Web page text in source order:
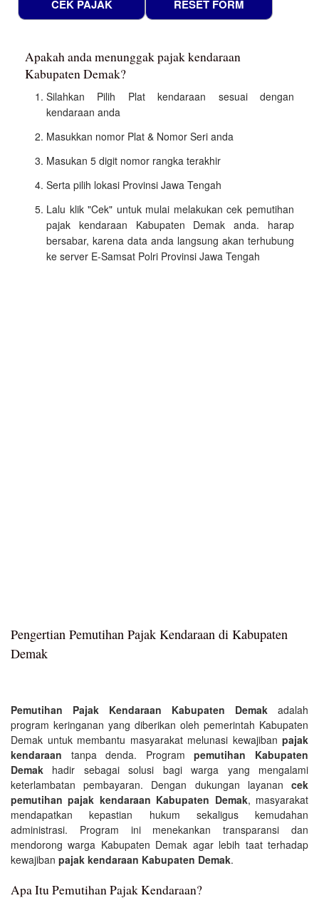
Apakah anda menunggak pajak kendaraan
Kabupaten Demak?
Silahkan Pilih Plat kendaraan sesuai dengan
kendaraan anda
Masukkan nomor Plat & Nomor Seri anda
Masukan 5 digit nomor rangka terakhir
Serta pilih lokasi Provinsi Jawa Tengah
Lalu klik "Cek" untuk mulai melakukan cek pemutihan
pajak kendaraan Kabupaten Demak anda. harap
bersabar, karena data anda langsung akan terhubung
ke server E-Samsat Polri Provinsi Jawa Tengah
Pengertian Pemutihan Pajak Kendaraan di Kabupaten
Demak
Pemutihan Pajak Kendaraan Kabupaten Demak adalah
program keringanan yang diberikan oleh pemerintah Kabupaten
Demak untuk membantu masyarakat melunasi kewajiban pajak
kendaraan tanpa denda. Programpemutihan Kabupaten
Demak hadir sebagai solusi bagi warga yang mengalami
keterlambatan pembayaran. Dengan dukungan layanan cek
pemutihan pajak kendaraan Kabupaten Demak, masyarakat
mendapatkan kepastian hukum sekaligus kemudahan
administrasi. Program ini menekankan transparansi dan
mendorong warga Kabupaten Demak agar lebih taat terhadap
kewajiban pajak kendaraan Kabupaten Demak.
Apa Itu Pemutihan Pajak Kendaraan?